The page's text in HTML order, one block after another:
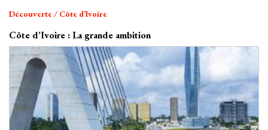
Découverte / Côte d’Ivoire
Côte d’Ivoire : La grande ambition